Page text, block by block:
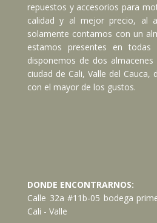
repuestos y accesorios para
calidad y al mejor precio, al
solamente contamos con un
estamos presentes en
disponemos de dos
ciudad de Cali, Valle del
con el mayor de los gustos.
DONDE ENCONTRARNOS:
Calle 32a #11b-05 bodega
Cali - Valle